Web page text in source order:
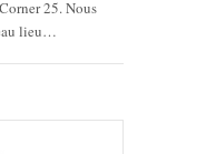
25. Nous
lieu…